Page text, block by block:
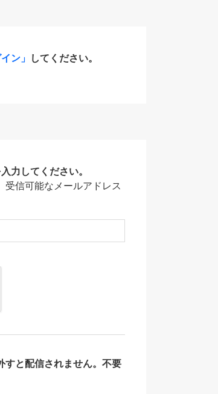
ン」 してください。
力してください。
信可能なメールアドレス
すと配信されません。不要